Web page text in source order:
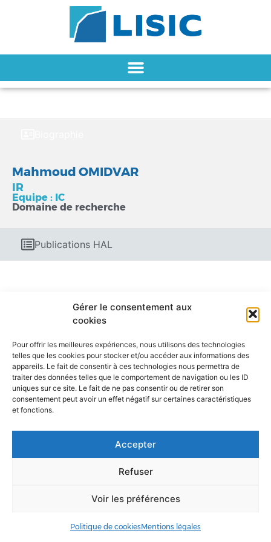
Gérer le consentement aux
cookies
Pour offrir les meilleures expériences, nous utilisons des technologies
telles que les cookies pour stocker et/ou accéder aux informations des
appareils. Le fait de consentir à ces technologies nous permettra de
traiter des données telles que le comportement de navigation ou les ID
uniques sur ce site. Le fait de ne pas consentir ou de retirer son
consentement peut avoir un effet négatif sur certaines caractéristiques
et fonctions.
Accepter
Refuser
Voir les préférences
Politique de cookiesMentions légales
Publications HAL
Mahmoud OMIDVAR
IR
Equipe : IC
Domaine de recherche
ANNUAIRE ACCÈS & CONTACT ORGANIGRAMME
MENTIONS LÉGALES